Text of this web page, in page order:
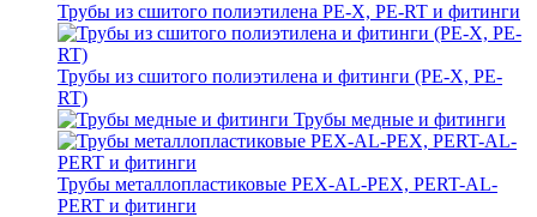
Трубы из сшитого полиэтилена PE-X, PE-RT и фитинги
Трубы из сшитого полиэтилена и фитинги (PE-X, PE-
RT)
Трубы медные и фитинги
Трубы металлопластиковые PEX-AL-PEX, PERT-AL-
PERT и фитинги